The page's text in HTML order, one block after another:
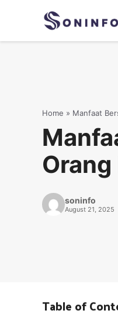
Home » Manfaat
Orang
soninfo
August 21, 2025
Table of